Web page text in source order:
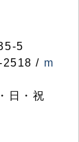
5
2518 / m
日・祝